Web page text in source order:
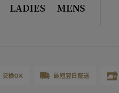
LADIES MENS
交換OK 最短翌日配送